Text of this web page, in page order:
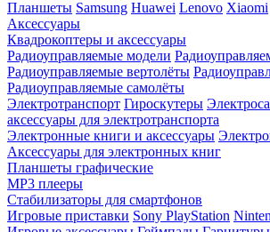
Планшеты Samsung Huawei Lenovo Xiaomi
Аксессуары
Квадрокоптеры и аксессуары
Радиоуправляемые модели
Радиоуправляемые вертолёты
Радиоуправляемые самолёты
Электротранспорт Гироскутеры
аксессуары для электротранспорта
Электронные книги и аксессуары
Аксессуары для электронных книг
Планшеты графические
MP3 плееры
Стабилизаторы для смартфонов
Игровые приставки Sony PlayStation